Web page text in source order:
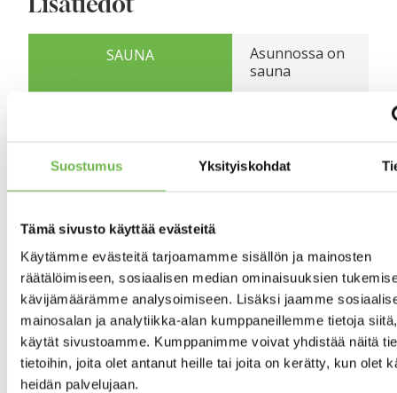
Suostumus Yksityiskohdat
Tämä sivusto käyttää evästeitä
Käytämme evästeitä tarjoamamme sisällön ja mainosten
räätälöimiseen, sosiaalisen median ominaisuuksien
kävijämäärämme analysoimiseen. Lisäksi jaamme
mainosalan ja analytiikka-alan kumppaneillemme tietoja
käytät sivustoamme. Kumppanimme voivat yhdistää näitä
tietoihin, joita olet antanut heille tai joita on kerätty, kun olet
heidän palvelujaan.
Lisätiedot
SAUNA
Asunnossa on
sauna
TULISIJA
ASUNNON KUNTO
TEHDYT REMONTIT
Sähköt 2007/2008,
Kunnan Vesi- ja
viemäröinti
2007/08, Kamina
2016, Piipun
pinnoitus ja